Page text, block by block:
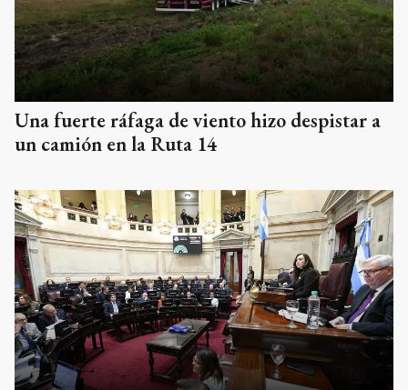
Una fuerte ráfaga de viento hizo despistar a
un camión en la Ruta 14